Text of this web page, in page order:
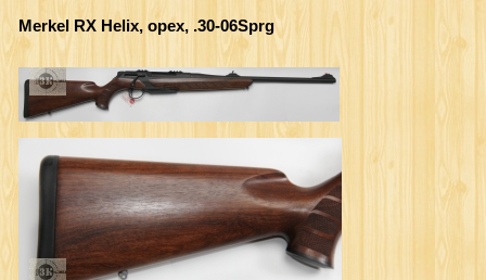
Merkel RX Helix, орех, .30-06Sprg